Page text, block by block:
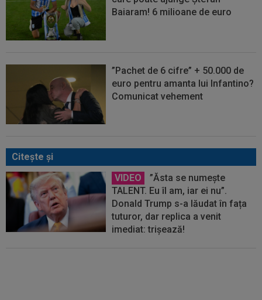
Baiaram! 6 milioane de euro
”Pachet de 6 cifre” + 50.000 de
euro pentru amanta lui Infantino?
Comunicat vehement
Citeşte şi
VIDEO
”Ăsta se numește
TALENT. Eu îl am, iar ei nu”.
Donald Trump s-a lăudat în fața
tuturor, dar replica a venit
imediat: trișează!